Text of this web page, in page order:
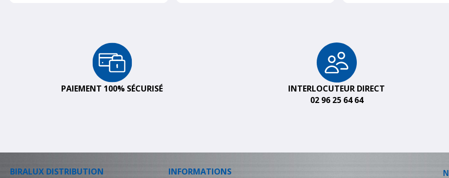
PAIEMENT 100% SÉCURISÉ
INTERLOCUTEUR DIRECT
02 96 25 64 64
BIRALUX DISTRIBUTION
INFORMATIONS